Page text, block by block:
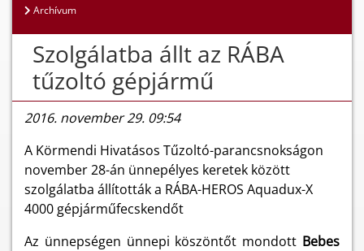
Archívum
Szolgálatba állt az RÁBA
tűzoltó gépjármű
2016. november 29. 09:54
A Körmendi Hivatásos Tűzoltó-parancsnokságon
november 28-án ünnepélyes keretek között
szolgálatba állították a RÁBA-HEROS Aquadux-X
4000 gépjárműfecskendőt
Az ünnepségen ünnepi köszöntőt mondott Bebes